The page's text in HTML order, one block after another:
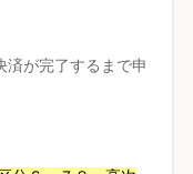
が完了するまで申